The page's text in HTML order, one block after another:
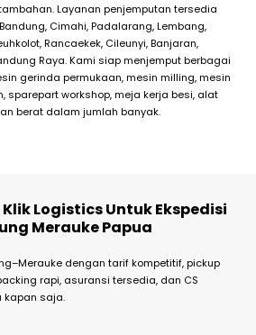
Layanan penjemputan tersedia
Cimahi, Padalarang, Lembang,
Rancaekek, Cileunyi, Banjaran,
Raya. Kami siap menjemput berbagai
gerinda permukaan, mesin milling, mesin
sparepart workshop, meja kerja besi, alat
berat dalam jumlah banyak.
Logistics Untuk Ekspedisi
Merauke Papua
dengan tarif kompetitif, pickup
rapi, asuransi tersedia, dan CS
kapan saja.